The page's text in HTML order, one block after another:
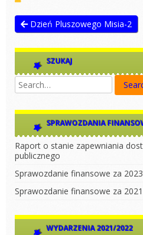
Dzień Pluszowego Misia-2
SZUKAJ
SPRAWOZDANIA
Raport o stanie zapewniania
publicznego
Sprawozdanie finansowe za
Sprawozdanie finansowe za
WYDARZENIA 2021/2022